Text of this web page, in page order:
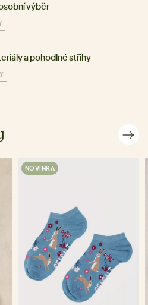
výběr
a pohodlné střihy
NOVINKA